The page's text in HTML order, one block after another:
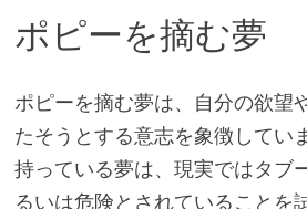
ポピーを摘む夢
ポピーを摘む夢は、自分の欲望
たそうとする意志を象徴してい
持っている夢は、現実ではタブ
るいは危険とされていることを